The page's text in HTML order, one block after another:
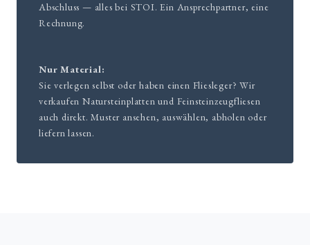
Abschluss — alles bei STOI. Ein Ansprechpartner, eine
Rechnung.
Nur Material:
Sie verlegen selbst oder haben einen Fliesleger? Wir
verkaufen Natursteinplatten und Feinsteinzeugfliesen
auch direkt. Muster ansehen, auswählen, abholen oder
liefern lassen.